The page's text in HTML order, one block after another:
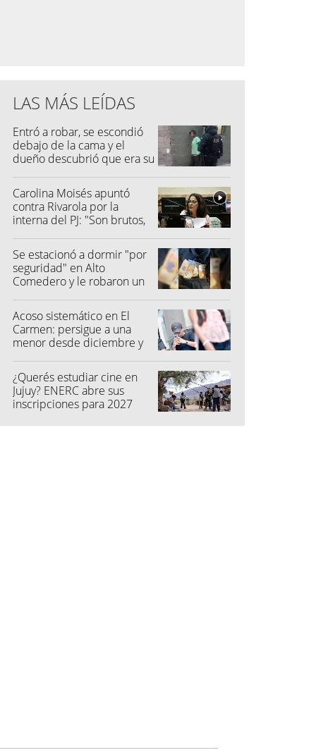
LAS MÁS LEÍDAS
Entró a robar, se escondió
debajo de la cama y el
dueño descubrió que era su
Carolina Moisés apuntó
contra Rivarola por la
interna del PJ: "Son brutos,
Se estacionó a dormir "por
seguridad" en Alto
Comedero y le robaron un
Acoso sistemático en El
Carmen: persigue a una
menor desde diciembre y
¿Querés estudiar cine en
Jujuy? ENERC abre sus
inscripciones para 2027